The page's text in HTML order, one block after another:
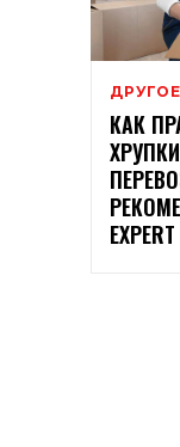
ДРУГОЕ
КАК
EXPERT